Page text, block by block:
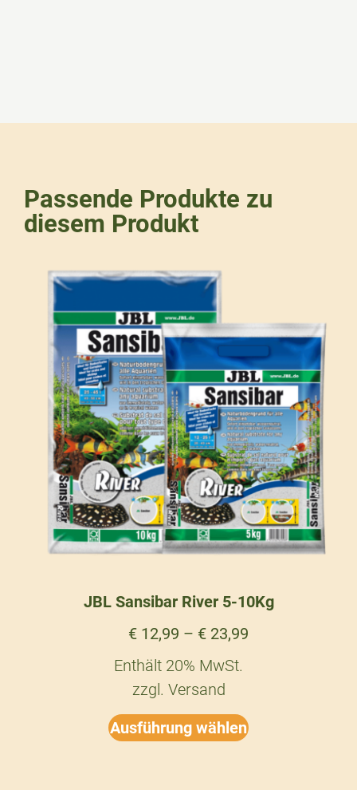
Passende Produkte zu
diesem Produkt
JBL Sansibar River 5-10Kg
€ 12,99 – € 23,99
Enthält 20% MwSt.
zzgl. Versand
Ausführung wählen